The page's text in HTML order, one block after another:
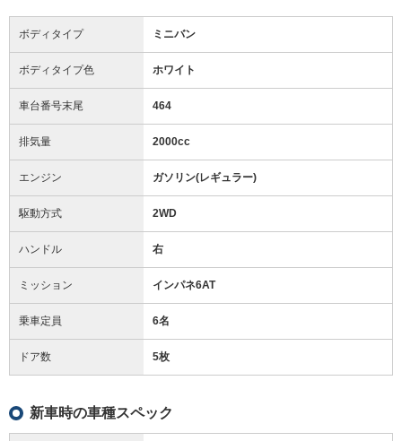
ボディタイプ ミニバン
ボディタイプ色 ホワイト
車台番号末尾 464
排気量 2000cc
エンジン ガソリン(レギュラー)
駆動方式 2WD
ハンドル 右
ミッション インパネ6AT
乗車定員 6名
ドア数 5枚
新車時の車種スペック